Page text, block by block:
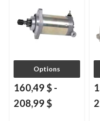
Options
160,49 $ -
208,99 $